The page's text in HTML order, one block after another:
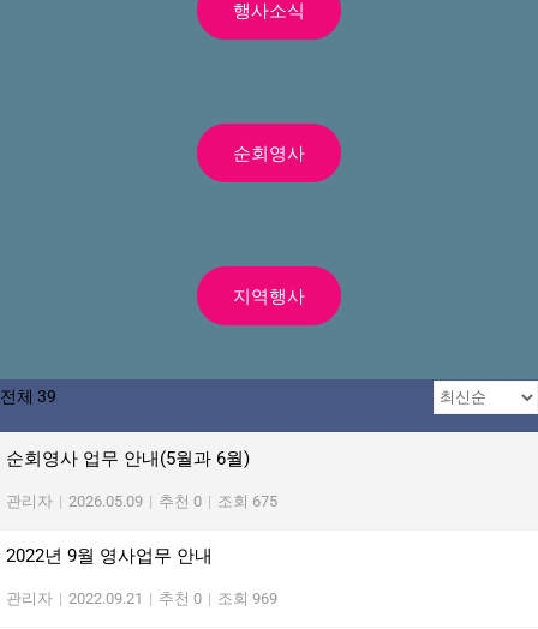
행사소식
순회영사
지역행사
전체 39
순회영사 업무 안내(5월과 6월)
관리자 | 2026.05.09 | 추천 0 | 조회 675
2022년 9월 영사업무 안내
관리자 | 2022.09.21 | 추천 0 | 조회 969